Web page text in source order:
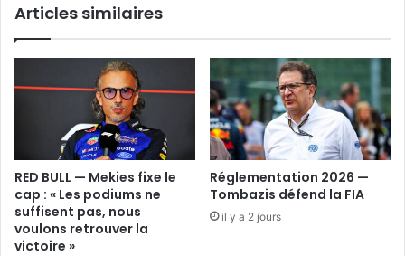
Articles similaires
RED BULL — Mekies fixe le
cap : « Les podiums ne
suffisent pas, nous
voulons retrouver la
victoire »
Réglementation 2026 —
Tombazis défend la FIA
il y a 2 jours